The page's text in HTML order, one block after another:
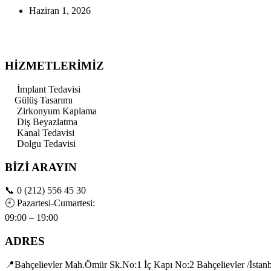
Haziran 1, 2026
HİZMETLERİMİZ
İmplant Tedavisi
Gülüş Tasarımı
Zirkonyum Kaplama
Diş Beyazlatma
Kanal Tedavisi
Dolgu Tedavisi
BİZİ ARAYIN
📞 0 (212) 556 45 30
🕘 Pazartesi-Cumartesi:
09:00 – 19:00
ADRES
📍Bahçelievler Mah.Ömür Sk.No:1 İç Kapı No:2 Bahçelievler /